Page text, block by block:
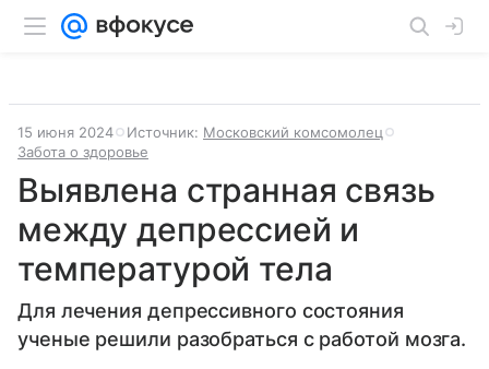
15 июня 2024 Источник: Московский комсомолец
Забота о здоровье
Выявлена странная связь
между депрессией и
температурой тела
Для лечения депрессивного состояния
ученые решили разобраться с работой мозга.